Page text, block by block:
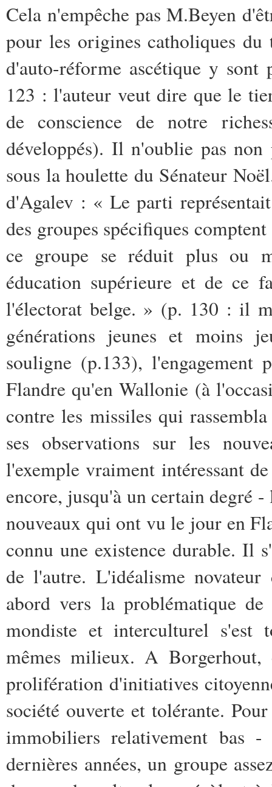
Cela n'empêche pas M.Beyen
pour les origines catholiques
d'auto-réforme ascétique y
123 : l'auteur veut dire que le
de conscience de notre
développés). Il n'oublie pas
sous la houlette du Sénateur
d'Agalev : « Le parti
des groupes spécifiques
ce groupe se réduit plus ou
éducation supérieure et de ce
l'électorat belge. » (p. 130 : il
générations jeunes et moins
souligne (p.133),
Flandre qu'en Wallonie (à
contre les missiles qui
ses observations sur les
l'exemple vraiment intéressant
encore, jusqu'à un certain degré
nouveaux qui ont vu le jour en
connu une existence durable. Il
de l'autre. L'idéalisme
abord vers la problématique
mondiste et interculturel s'est
mêmes milieux. A Borgerhout,
prolifération d'initiatives
société ouverte et tolérante.
immobiliers relativement bas
dernières années, un groupe